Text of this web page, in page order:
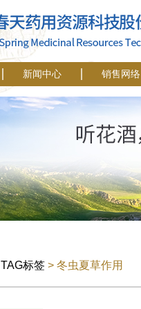
新闻中心 销售网络
TAG标签 > 冬虫夏草作用